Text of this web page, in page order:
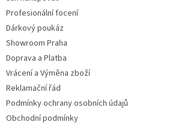
Profesionální focení
Dárkový poukáz
Showroom Praha
Doprava a Platba
Vrácení a Výměna zboží
Reklamační řád
Podmínky ochrany osobních údajů
Obchodní podmínky